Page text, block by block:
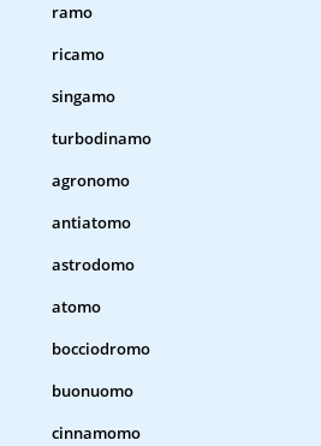
ramo
ricamo
singamo
turbodinamo
agronomo
antiatomo
astrodomo
atomo
bocciodromo
buonuomo
cinnamomo